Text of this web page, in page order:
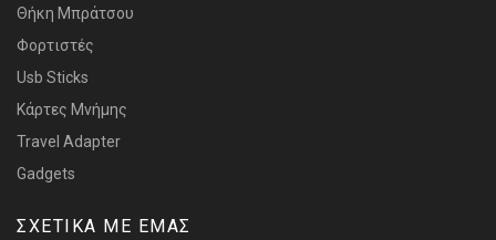
Θήκη Μπράτσου
Φορτιστές
Usb Sticks
Κάρτες Μνήμης
Travel Adapter
Gadgets
ΣΧΕΤΙΚΑ ΜΕ ΕΜΑΣ